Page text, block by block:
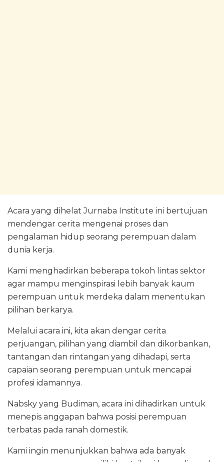
Acara yang dihelat Jurnaba Institute ini bertujuan
mendengar cerita mengenai proses dan
pengalaman hidup seorang perempuan dalam
dunia kerja.
Kami menghadirkan beberapa tokoh lintas sektor
agar mampu menginspirasi lebih banyak kaum
perempuan untuk merdeka dalam menentukan
pilihan berkarya.
Melalui acara ini, kita akan dengar cerita
perjuangan, pilihan yang diambil dan dikorbankan,
tantangan dan rintangan yang dihadapi, serta
capaian seorang perempuan untuk mencapai
profesi idamannya.
Nabsky yang Budiman, acara ini dihadirkan untuk
menepis anggapan bahwa posisi perempuan
terbatas pada ranah domestik.
Kami ingin menunjukkan bahwa ada banyak